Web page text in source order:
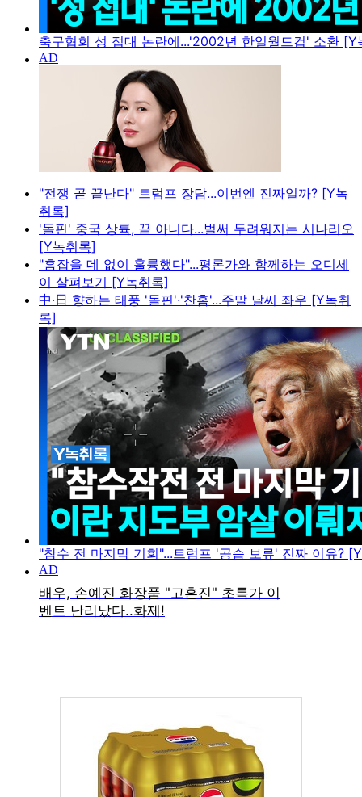
축구협회 성 접대 논란에...'2002년 한일월드컵' 소환 [Y
"전쟁 곧 끝난다" 트럼프 장담...이번엔 진짜일까? [Y녹
취록]
'돌핀' 중국 상륙, 끝 아니다...벌써 두려워지는 시나리오
[Y녹취록]
"흠잡을 데 없이 훌륭했다"...평론가와 함께하는 오디세
이 살펴보기 [Y녹취록]
中·日 향하는 태풍 '돌핀'·'찬홈'...주말 날씨 좌우 [Y녹취
록]
"참수 전 마지막 기회"...트럼프 '공습 보류' 진짜 이유?